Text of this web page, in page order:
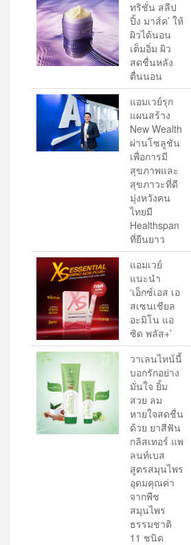
ทริชั่น สลีป
ปิ้ง มาส์ค’ ให้
ผิวได้นอน
เต็มอิ่ม ผิว
สดชื่นหลัง
ตื่นนอน
แอมเวย์รุก
แผนสร้าง
New Wealth
ผ่านโซลูชัน
เพื่อการมี
สุขภาพและ
สุขภาวะที่ดี
มุ่งหวังคน
ไทยมี
Healthspan
ที่ยืนยาว
แอมเวย์
แนะนำ
‘เอ็กซ์เอส เอ
สเซนเชียล
อะมิโน แอ
ซิด พลัส+’
วาเลนไทน์นี้
บอกรักอย่าง
มั่นใจ ยิ้ม
สวย ลม
หายใจสดชื่น
ด้วย ยาสีฟัน
กลิสเทอร์ แพ
ลนท์เบส
สูตรสมุนไพร
อุดมคุณค่า
จากพืช
สมุนไพร
ธรรมชาติ
11 ชนิด